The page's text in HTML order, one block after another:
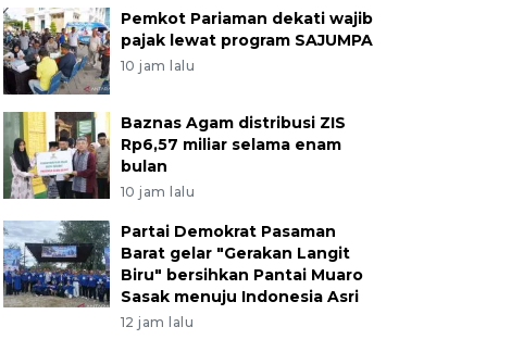
Pemkot Pariaman dekati wajib
pajak lewat program SAJUMPA
10 jam lalu
Baznas Agam distribusi ZIS
Rp6,57 miliar selama enam
bulan
10 jam lalu
Partai Demokrat Pasaman
Barat gelar "Gerakan Langit
Biru" bersihkan Pantai Muaro
Sasak menuju Indonesia Asri
12 jam lalu